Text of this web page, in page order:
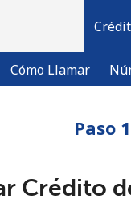
Cómo Llamar
Paso
Crédito